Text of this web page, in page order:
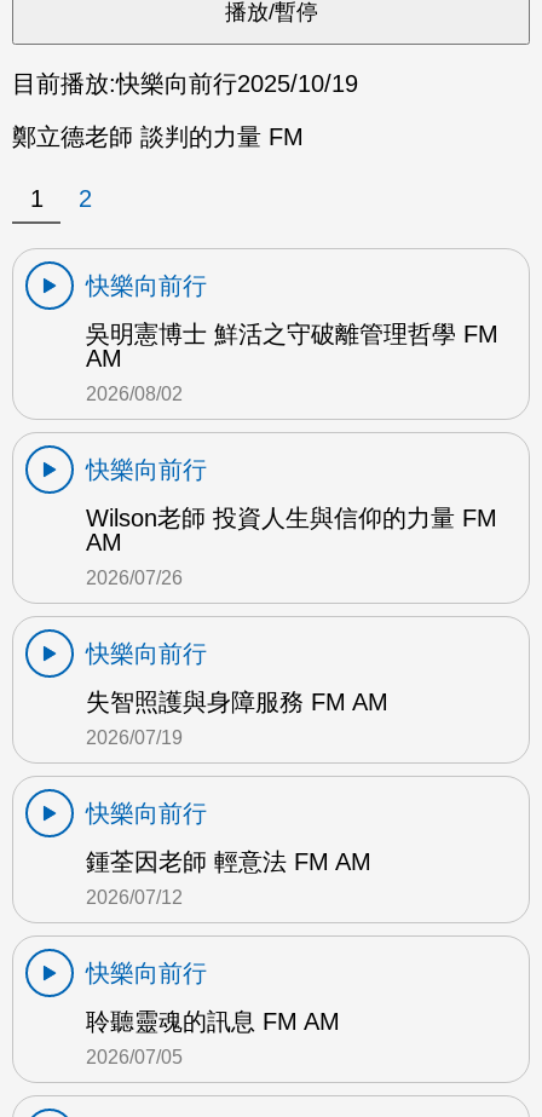
目前播放:快樂向前行2025/10/19
鄭立德老師 談判的力量 FM
1 2
快樂向前行
吳明憲博士 鮮活之守破離管理哲學 FM
AM
2026/08/02
快樂向前行
Wilson老師 投資人生與信仰的力量 FM
AM
2026/07/26
快樂向前行
失智照護與身障服務 FM AM
2026/07/19
快樂向前行
鍾荃因老師 輕意法 FM AM
2026/07/12
快樂向前行
聆聽靈魂的訊息 FM AM
2026/07/05